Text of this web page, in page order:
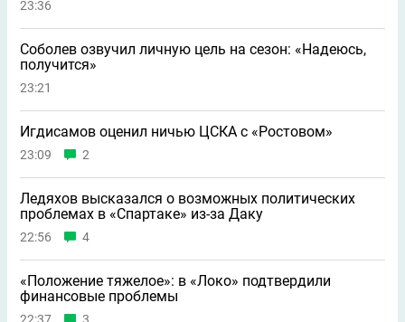
23:36
Соболев озвучил личную цель на сезон: «Надеюсь,
получится»
23:21
Игдисамов оценил ничью ЦСКА с «Ростовом»
23:09 2
Ледяхов высказался о возможных политических
проблемах в «Спартаке» из-за Даку
22:56 4
«Положение тяжелое»: в «Локо» подтвердили
финансовые проблемы